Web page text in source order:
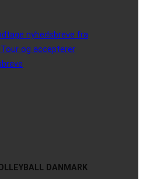
nyhedsbreve fra
Tour og accepterer
DANMARK